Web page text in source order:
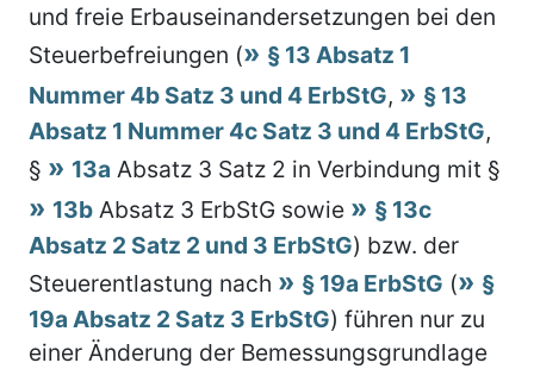
und freie Erbauseinandersetzungen bei den
Steuerbefreiungen (
§ 13 Absatz 1
Nummer 4b Satz 3 und 4 ErbStG,
§ 13
Absatz 1 Nummer 4c Satz 3 und 4 ErbStG,
§
13a Absatz 3 Satz 2 in Verbindung mit §
13b Absatz 3 ErbStG sowie
§ 13c
Absatz 2 Satz 2 und 3 ErbStG) bzw. der
Steuerentlastung nach
§ 19a ErbStG (
§
19a Absatz 2 Satz 3 ErbStG) führen nur zu
einer Änderung der Bemessungsgrundlage